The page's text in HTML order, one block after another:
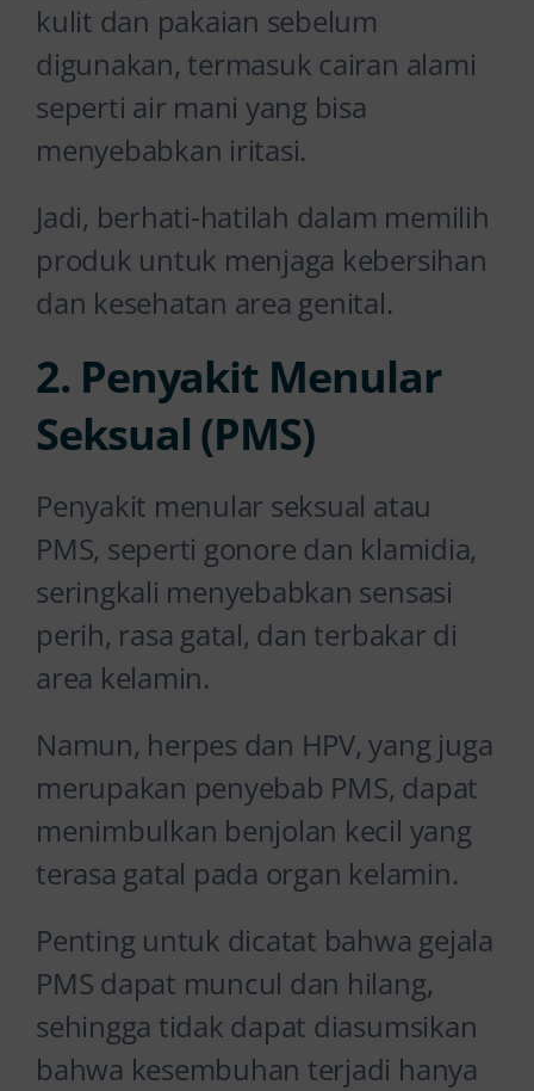
kulit dan pakaian sebelum
digunakan, termasuk cairan alami
seperti air mani yang bisa
menyebabkan iritasi.
Jadi, berhati-hatilah dalam memilih
produk untuk menjaga kebersihan
dan kesehatan area genital.
2. Penyakit Menular
Seksual (PMS)
Penyakit menular seksual atau
PMS, seperti gonore dan klamidia,
seringkali menyebabkan sensasi
perih, rasa gatal, dan terbakar di
area kelamin.
Namun, herpes dan HPV, yang juga
merupakan penyebab PMS, dapat
menimbulkan benjolan kecil yang
terasa gatal pada organ kelamin.
Penting untuk dicatat bahwa gejala
PMS dapat muncul dan hilang,
sehingga tidak dapat diasumsikan
bahwa kesembuhan terjadi hanya